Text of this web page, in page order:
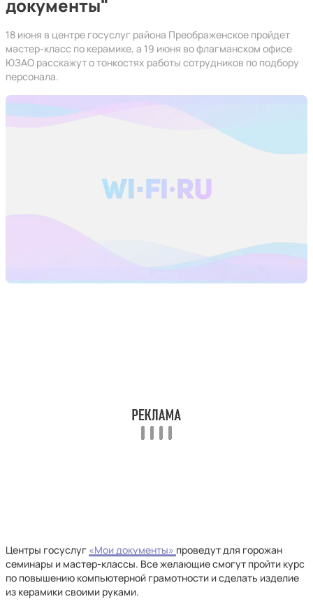
документы"
18 июня в центре госуслуг района Преображенское пройдет
мастер-класс по керамике, а 19 июня во флагманском офисе
ЮЗАО расскажут о тонкостях работы сотрудников по подбору
персонала.
Центры госуслуг «Мои документы» проведут для горожан
семинары и мастер-классы. Все желающие смогут пройти курс
по повышению компьютерной грамотности и сделать изделие
из керамики своими руками.